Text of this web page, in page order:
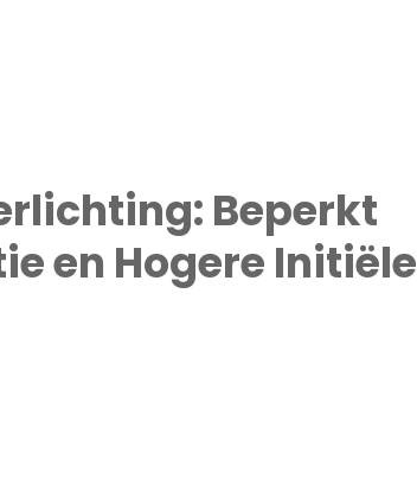
Beperkt
en Hogere Initiële